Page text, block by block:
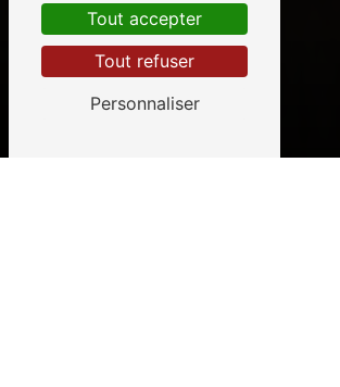
Tout accepter
Tout refuser
Personnaliser